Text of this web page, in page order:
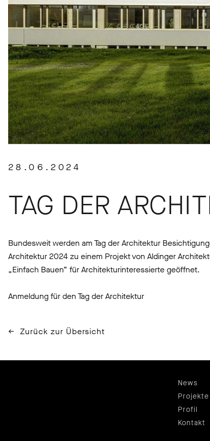
28.06.2024
TAG DER
Bundesweit werden am Tag der Architektur
Architektur 2024 zu einem Projekt von Aldinger
„Einfach Bauen“ für Architekturinteressierte geöffnet.
Anmeldung für den Tag der Architektur
Zurück zur Übersicht
News
Projekte
Profil
Kontakt